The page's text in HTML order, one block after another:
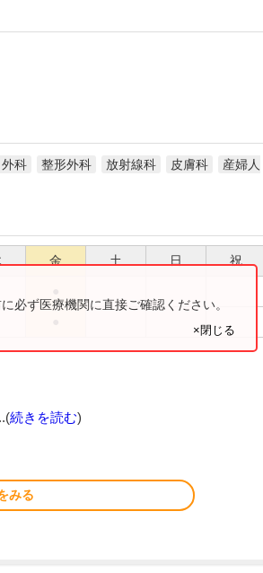
外科 整形外科 放射線科 皮膚科
産婦人
金 土 日 祝
必ず医療機関に直接ご確認ください。
×閉じる
続きを読む)
みる